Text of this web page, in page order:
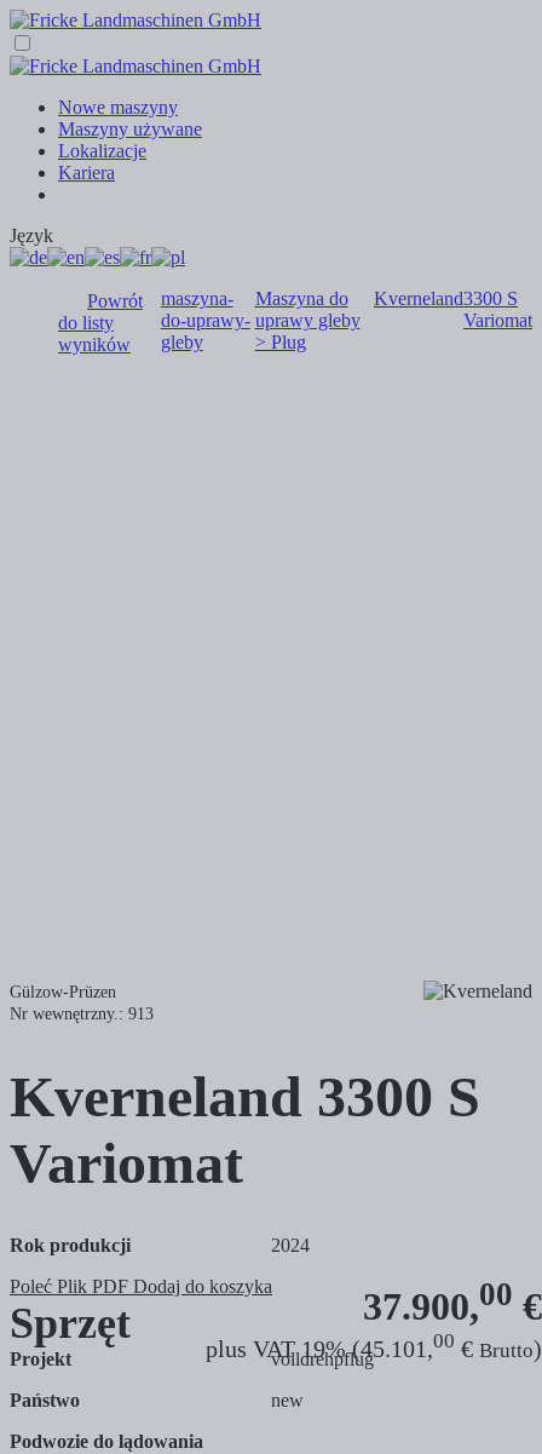
Nowe maszyny
Maszyny używane
Lokalizacje
Kariera
Język
Powrót
do listy
wyników
maszyna-
do-uprawy-
gleby
Maszyna do
uprawy gleby
> Pług
Kverneland3300 S
Variomat
Gülzow-Prüzen
Nr wewnętrzny.: 913
Kverneland 3300 S
Variomat
Rok produkcji 2024
37.900,00 €
plus VAT 19% (45.101,00 € Brutto)
Poleć Plik PDF Dodaj do koszyka
Sprzęt
Projekt
volldrehpflug
Państwo
new
Podwozie do lądowania